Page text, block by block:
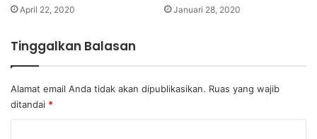
April 22, 2020 Januari 28, 2020
Tinggalkan Balasan
Alamat email Anda tidak akan dipublikasikan. Ruas yang wajib
ditandai *